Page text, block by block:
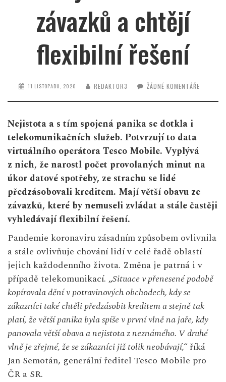
závazků a chtějí
flexibilní řešení
11 LISTOPADU, 2020 REDAKTOR3 ŽÁDNÉ KOMENTÁŘE
Nejistota a s tím spojená panika se dotkla i
telekomunikačních služeb. Potvrzují to data
virtuálního operátora Tesco Mobile. Vyplývá
z nich, že narostl počet provolaných minut na
úkor datové spotřeby, ze strachu se lidé
předzásobovali kreditem. Mají větší obavu ze
závazků, které by nemuseli zvládat a stále častěji
vyhledávají flexibilní řešení.
Pandemie koronaviru zásadním způsobem ovlivnila
a stále ovlivňuje chování lidí v celé řadě oblastí
jejich každodenního života. Změna je patrná i v
případě telekomunikací. „Situace v přenesené podobě
kopírovala dění v potravinových obchodech, kdy se
zákazníci také chtěli předzásobit kreditem a stejně tak
platí, že větší panika byla spíše v první vlně na jaře, kdy
panovala větší obava a nejistota z neznámého. V druhé
vlně je zřejmé, že se zákazníci již tolik neobávají,“ říká
Jan Semotán, generální ředitel Tesco Mobile pro
ČR a SR.